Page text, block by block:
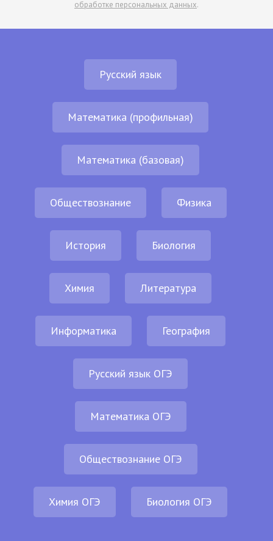
обработке персональных данных.
Русский язык
Математика (профильная)
Математика (базовая)
Обществознание Физика
История Биология
Химия Литература
Информатика География
Русский язык ОГЭ
Математика ОГЭ
Обществознание ОГЭ
Химия ОГЭ Биология ОГЭ